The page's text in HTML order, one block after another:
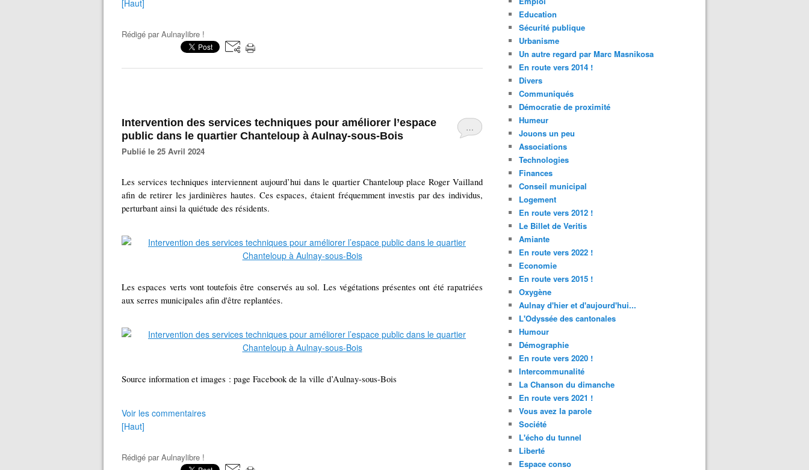
[Haut]
Rédigé parAulnaylibre !
…
Intervention des services techniques pour améliorer l’espace
public dans le quartier Chanteloup à Aulnay-sous-Bois
Publié le 25 Avril 2024
Les services techniques interviennent aujourd’hui dans le quartier Chanteloup place Roger Vailland
afin de retirer les jardinières hautes. Ces espaces, étaient fréquemment investis par des individus,
perturbant ainsi la quiétude des résidents.
Les espaces verts vont toutefois être conservés au sol. Les végétations présentes ont été rapatriées
aux serres municipales afin d'être replantées.
Source information et images : page Facebook de la ville d’Aulnay-sous-Bois
Voir les commentaires
[Haut]
Rédigé parAulnaylibre !
Education
Sécurité publique
Urbanisme
Un autre regard par Marc Masnikosa
En route vers 2014 !
Divers
Communiqués
Démocratie de proximité
Humeur
Jouons un peu
Associations
Technologies
Finances
Conseil municipal
Logement
En route vers 2012 !
Le Billet de Veritis
Amiante
En route vers 2022 !
Economie
En route vers 2015 !
Oxygène
Aulnay d'hier et d'aujourd'hui...
L'Odyssée des cantonales
Humour
Démographie
En route vers 2020 !
Intercommunalité
La Chanson du dimanche
En route vers 2021 !
Vous avez la parole
Société
L'écho du tunnel
Liberté
Espace conso